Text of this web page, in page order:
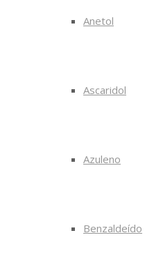
Anetol
Ascaridol
Azuleno
Benzaldeído